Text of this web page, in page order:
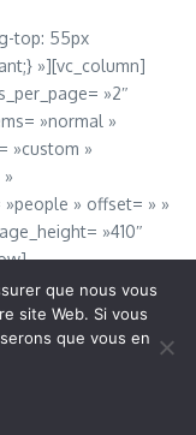
top: 55px
»][vc_column]
»2″
»normal »
»custom »
» offset= » »
»410″
par
que nous vous
site Web. Si vous
que vous en